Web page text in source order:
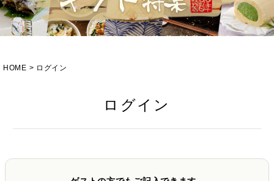
HOME ログイン
ログイン